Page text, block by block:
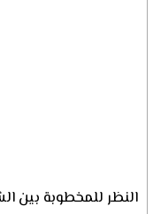
النظر للمخطوبة بين